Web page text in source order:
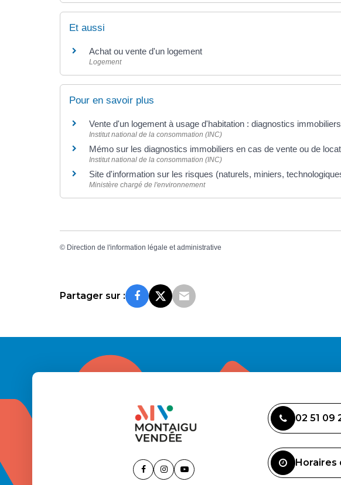
Et aussi
Achat ou vente d'un logement
Logement
Pour en savoir plus
Vente d'un logement à usage d'habitation : diagnostics
Institut national de la consommation (INC)
Mémo sur les diagnostics immobiliers en cas de vente ou de
Institut national de la consommation (INC)
Site d'information sur les risques (naturels, miniers,
Ministère chargé de l'environnement
© Direction de l'information légale et administrative
Partager sur :
Lien Lien Lien
02 51 09
Horaires